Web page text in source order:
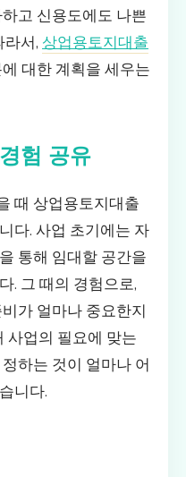
고 신용도에도 나쁜
라서, 상업용토지대출
대한 계획을 세우는
험 공유
때 상업용토지대출
다. 사업 초기에는 자
통해 임대할 공간을
. 그 때의 경험으로,
가 얼마나 중요한지
사업의 필요에 맞는
하는 것이 얼마나 어
니다.